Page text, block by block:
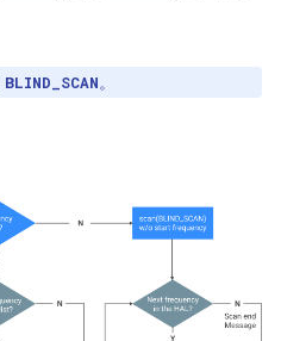
BLIND_SCAN。